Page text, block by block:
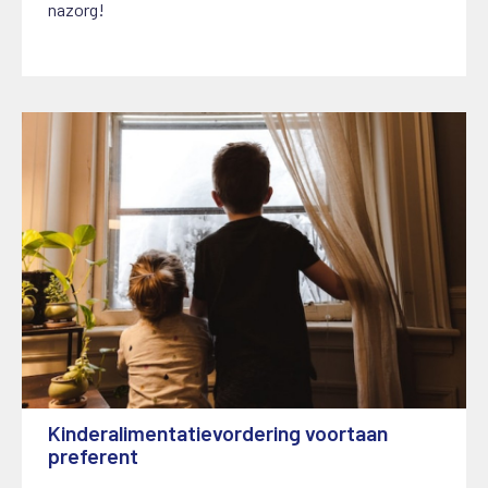
nazorg!
Kinderalimentatievordering voortaan
preferent